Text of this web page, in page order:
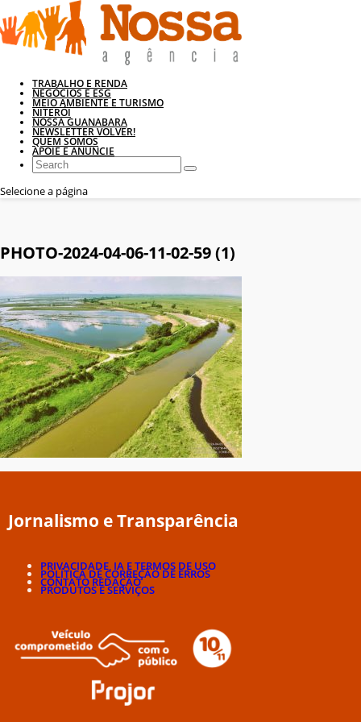
TRABALHO E RENDA
NEGÓCIOS E ESG
MEIO AMBIENTE E TURISMO
NITERÓI
NOSSA GUANABARA
NEWSLETTER VOLVER!
QUEM SOMOS
APOIE E ANUNCIE
Selecione a página
PHOTO-2024-04-06-11-02-59 (1)
Jornalismo e Transparência
PRIVACIDADE, IA E TERMOS DE USO
POLÍTICA DE CORREÇÃO DE ERROS
CONTATO REDAÇÃO
PRODUTOS E SERVIÇOS